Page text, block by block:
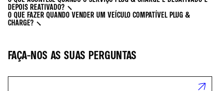
DEPOIS REATIVADO?
O QUE FAZER QUANDO VENDER UM VEÍCULO COMPATÍVEL PLUG &
CHARGE?
FAÇA-NOS AS SUAS PERGUNTAS